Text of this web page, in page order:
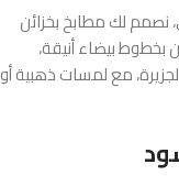
نصمم لك مطابخ بخزائن
بيضاء أنيقة،
مع لمسات ذهبية أو